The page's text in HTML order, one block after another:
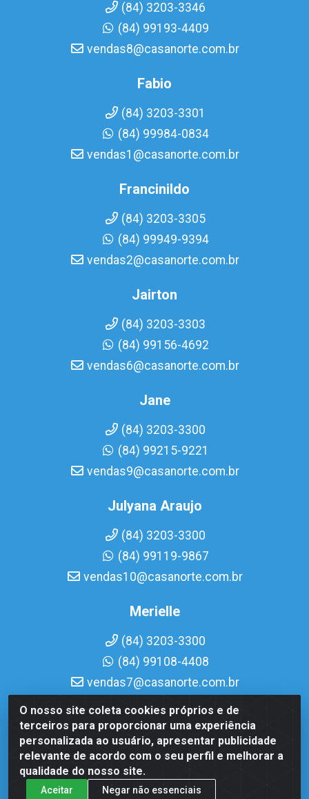
O nosso site coleta cookies próprios e de
terceiros para proporcionar uma experiência
personalizada ao usuário, apresentar publicidade
relevante de acordo com o seu perfil e melhorar a
qualidade do nosso site.
Aceitar Negar não essenciais
(84) 3203-3346
(84) 99193-4409
vendas8@casanorte.com.br
Fabio
(84) 3203-3301
(84) 99984-0834
vendas1@casanorte.com.br
Francinildo
(84) 3203-3305
(84) 99949-9394
vendas2@casanorte.com.br
Jairton
(84) 3203-3303
(84) 99156-4692
vendas6@casanorte.com.br
Jane
(84) 3203-3300
(84) 99215-9221
vendas9@casanorte.com.br
Julyana Araujo
(84) 3203-3300
(84) 99119-9867
vendas10@casanorte.com.br
Merielle
(84) 3203-3300
(84) 99108-4408
vendas7@casanorte.com.br
Casa Norte LTDA - Av. Interventor Mário Câmara, 1815 -
Dix-Sept Rosado, Natal/RN - CEP 59054-600 - CNPJ
08.713.513/0001-51